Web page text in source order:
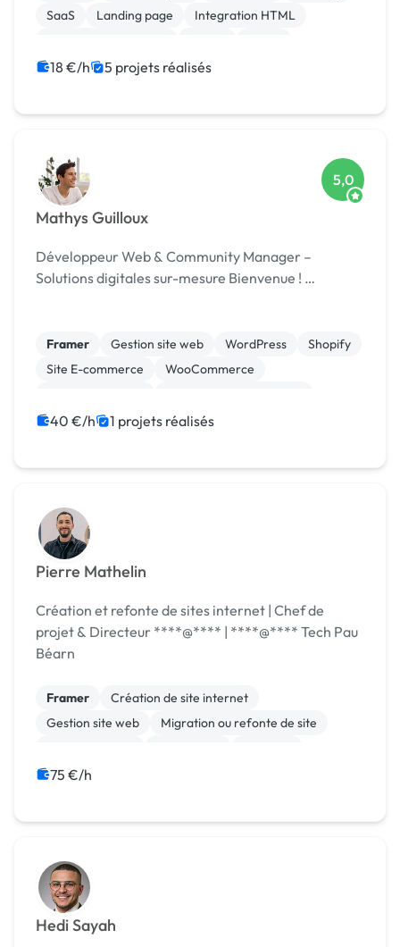
SaaS
Landing page
Integration HTML
18 €/h 5 projets réalisés
Mathys Guilloux
5,0
Développeur Web & Community Manager –
Solutions digitales sur-mesure Bienvenue ! …
Framer Gestion site web WordPress
Shopify
Site E-commerce
WooCommerce
Migration ou refonte de site
40 €/h 1 projets réalisés
Pierre Mathelin
Création et refonte de sites internet | Chef de
projet & Directeur ****@**** | ****@**** Tech Pau
Béarn
Framer
Création de site internet
Gestion site web
Migration ou refonte de site
75 €/h
Hedi Sayah